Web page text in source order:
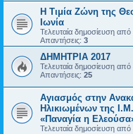
Η Τιμία Ζώνη της
Ιωνία
Τελευταία δημοσίευση από
Απαντήσεις: 3
ΔΗΜΗΤΡΙΑ 2017
Τελευταία δημοσίευση από
Απαντήσεις: 25
Αγιασμός στην
Ηλικιωμένων της
«Παναγία η
Τελευταία δημοσίευση από